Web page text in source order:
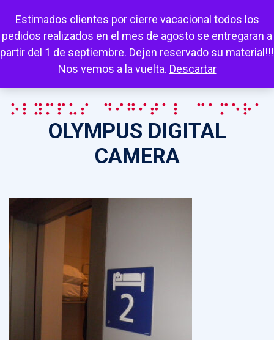
Estimados clientes por cierre vacacional todos los
pedidos realizados en el mes de agosto se entregaran a
partir del 1 de septiembre. Dejen reservado su material!!!
Nos vemos a la vuelta. Descartar
Mi cuenta Carrito Favoritos Escuchar
OLYMPUS DIGITAL CAMERA
OLYMPUS DIGITAL
CAMERA